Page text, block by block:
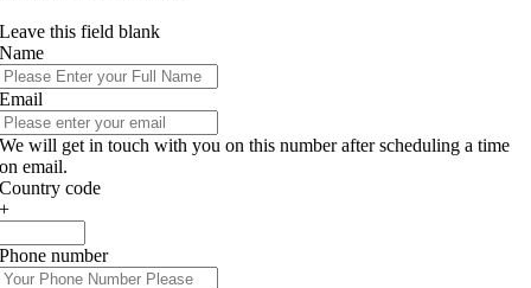
Leave this field blank
Name
Email
We will get in touch with you on this number after scheduling a time
on email.
Country code
+
Phone number